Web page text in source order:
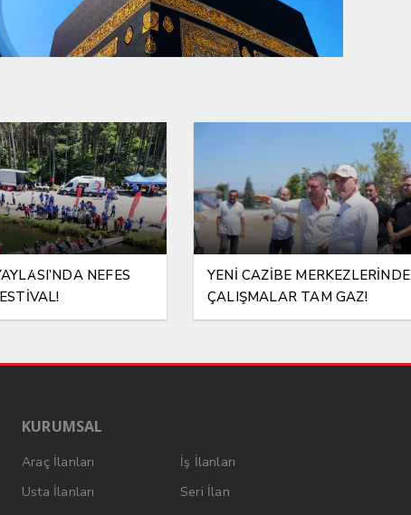
NEFES
YENİ CAZİBE MERKEZLERİNDE
ÇALIŞMALAR TAM GAZ!
KURUMSAL
Araç İlanları
İş İlanları
Usta İlanları
Seri İlan